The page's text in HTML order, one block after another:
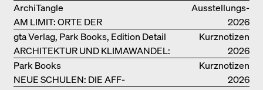
Ausstellungs­
kataloge
AM LIMIT: ORTE DER
LEBENSMITTELPRODUKTION
ArchiTangle
2026
Kurznotizen
ARCHITEKTUR UND KLIMAWANDEL:
WEITERE BUCHEMPFEHLUNGEN
gta Verlag, Park Books, Edition Detail
2026
Kurznotizen
NEUE SCHULEN: DIE AFF-
Park Books
2026